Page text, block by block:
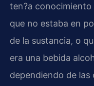
ten?a conocimiento
que no estaba en
de la sustancia, o
era una bebida
dependiendo de